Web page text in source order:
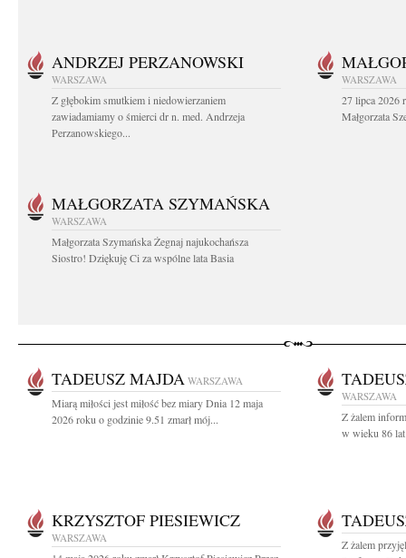
ANDRZEJ PERZANOWSKI
WARSZAWA
Z głębokim smutkiem i niedowierzaniem
zawiadamiamy o śmierci dr n. med. Andrzeja
Perzanowskiego...
WARSZAWA
27 lipca 2026
Małgorzata
MAŁGORZATA SZYMAŃSKA
WARSZAWA
Małgorzata Szymańska Żegnaj najukochańsza
Siostro! Dziękuję Ci za wspólne lata Basia
TADEUSZ MAJDA WARSZAWA
Miarą miłości jest miłość bez miary Dnia 12 maja
2026 roku o godzinie 9.51 zmarł mój...
WARSZAWA
Z żalem
w wieku 86 lat
KRZYSZTOF PIESIEWICZ
WARSZAWA
Z żalem